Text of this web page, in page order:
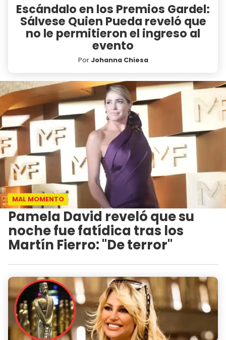
Escándalo en los Premios Gardel:
Sálvese Quien Pueda reveló que
no le permitieron el ingreso al
evento
Por Johanna Chiesa
MAL MOMENTO
Pamela David reveló que su
noche fue fatídica tras los
Martín Fierro: "De terror"